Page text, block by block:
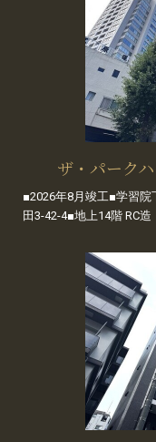
ザ・パーク
■2026年8月竣工■学習
田3-42-4■地上14階 RC造